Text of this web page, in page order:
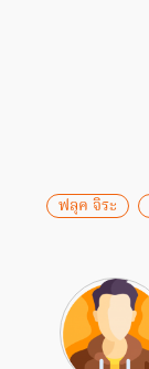
ฟลุค จิระ